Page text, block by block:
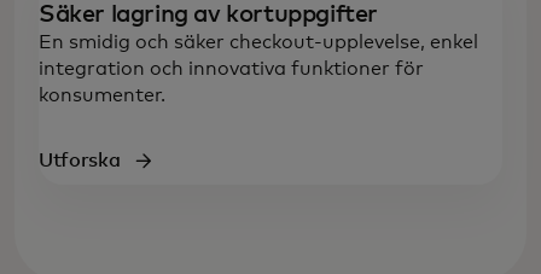
Säker lagring av kortuppgifter
En smidig och säker checkout-upplevelse, enkel
integration och innovativa funktioner för
konsumenter.
Utforska